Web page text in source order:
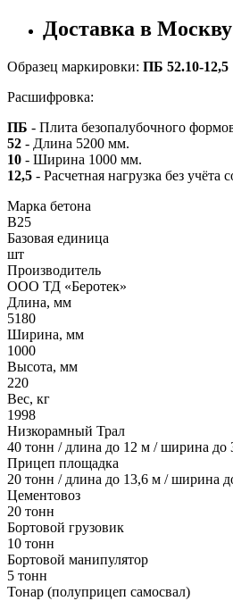
Доставка в Москву
Образец маркировки: ПБ 52.10-12,5
Расшифровка:
ПБ - Плита безопалубочного
52 - Длина 5200 мм.
10 - Ширина 1000 мм.
12,5 - Расчетная нагрузка без учёта
Марка бетона
B25
Базовая единица
шт
Производитель
ООО ТД «Беротек»
Длина, мм
5180
Ширина, мм
1000
Высота, мм
220
Вес, кг
1998
Низкорамный Трал
40 тонн / длина до 12 м / ширина до
Прицеп площадка
20 тонн / длина до 13,6 м / ширина
Цементовоз
20 тонн
Бортовой грузовик
10 тонн
Бортовой манипулятор
5 тонн
Тонар (полуприцеп самосвал)